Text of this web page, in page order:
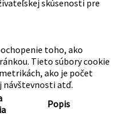
skúsenosti pre
toho, ako
Tieto súbory cookie
ako je počet
návštevnosti atď.
Popis